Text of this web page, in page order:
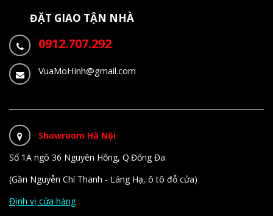
ĐẶT GIAO TẬN NHÀ
0912.707.292
VuaMoHinh@gmail.com
Showroom Hà Nội
Số 1A ngõ 36 Nguyên Hồng, Q.Đống Đa
(Gần Nguyễn Chí Thanh - Láng Hạ, ô tô đỗ cửa)
Định vị cửa hàng